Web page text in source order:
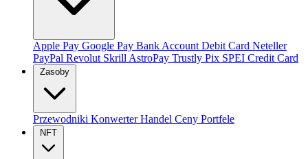
Apple Pay Google Pay Bank Account Debit Card Neteller
PayPal Revolut Skrill AstroPay Trustly Pix SPEI Credit Card
Zasoby
Przewodniki KonwerterHandel Ceny Portfele
NFT